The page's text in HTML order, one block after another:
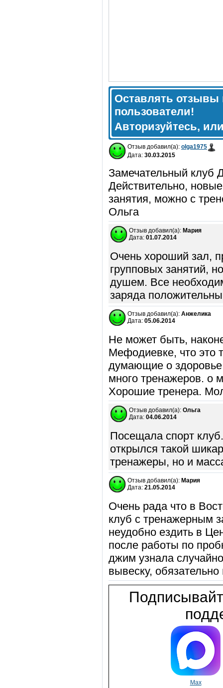
Оставлять отзывы
пользователи!
Авторизуйтесь,
Отзыв добавил(а): olga1975
Дата: 30.03.2015
Замечательный клуб
Действительно,
занятия, можно с
Ольга
Отзыв добавил(а): Мария
Дата: 01.07.2014
Очень хороший зал,
групповых занятий,
душем. Все
заряда
Отзыв добавил(а): Анжелика
Дата: 05.06.2014
Не может быть,
Мефодиевке, что это
думающие о здоровье
много тренажеров. о
Хорошие тренера.
Отзыв добавил(а): Ольга
Дата: 04.06.2014
Посещала спорт
открылся такой
тренажеры, но и
Отзыв добавил(а): Мария
Дата: 21.05.2014
Очень рада что в
клуб с тренажерным
неудобно ездить в
после работы по
джим узнала
вывеску,
Max